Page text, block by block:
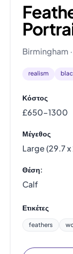
Birmingham
realism
Κόστος
£650–1300
Μέγεθος
Large (29.7 x
Θέση:
Calf
Ετικέτες
feathers